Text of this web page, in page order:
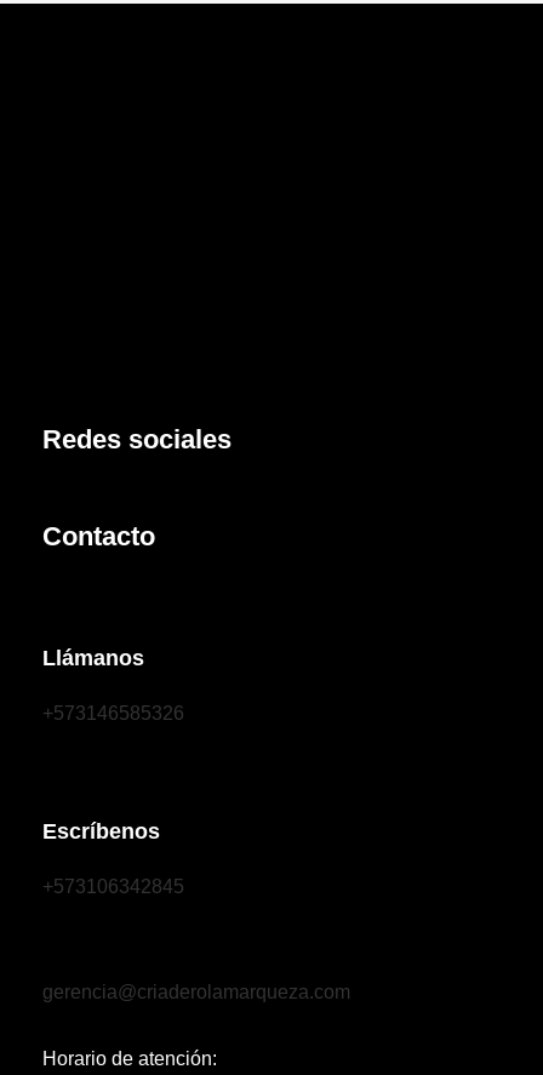
Redes sociales
Contacto
Llámanos
+573146585326
Escríbenos
+573106342845
gerencia@criaderolamarqueza.com
Horario de atención: